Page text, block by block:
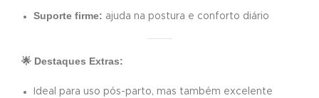
Suporte firme: ajuda na postura e conforto diário
🌟 Destaques Extras:
Ideal para uso pós-parto, mas também excelente